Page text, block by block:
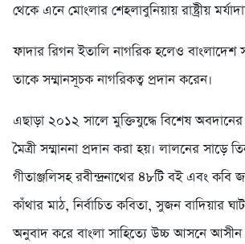
থেকে এনে মোংলার শেহলাবুনিয়ায় রাষ্ট্রীয়
ফাদার রিগন ইতালি নাগরিক হলেও
তাকে সম্মানসূচক নাগরিকত্ব প্রদান করেন।
এছাড়া ২০১২ সালে মুক্তিযুদ্ধে বিশেষ
মৈত্রী সম্মাননা প্রদান করা হয়। লালনের সাড়ে
গীতাঞ্জলিসহ রবীন্দ্রনাথের ৪৮টি বই এবং কবি
কাঁথার মাঠ, নির্বাচিত কবিতা, সুজন বাদিয়ার
অনুবাদ করে বাংলা সাহিত্যে উচ্চ আসনে